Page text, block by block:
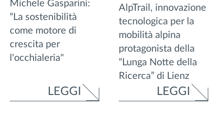
Michele Gasparini:
“La sostenibilità
come motore di
crescita per
l'occhialeria"
LEGGI
AlpTrail, innovazione
tecnologica per la
mobilità alpina
protagonista della
“Lunga Notte della
Ricerca” di Lienz
LEGGI